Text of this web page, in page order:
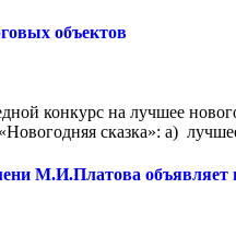
объектов
конкурс на лучшее
сказка»: а)
М.И.Платова